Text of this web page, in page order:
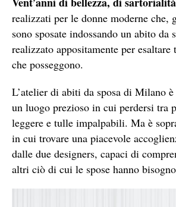
realizzati per le donne moderne che,
sono sposate indossando un abito da
realizzato appositamente per
che posseggono.
L’atelier di abiti da sposa di Milano
un luogo prezioso in cui perdersi tra
leggere e tulle impalpabili. Ma è
in cui trovare una piacevole
dalle due designers, capaci di
altri ciò di cui le spose hanno